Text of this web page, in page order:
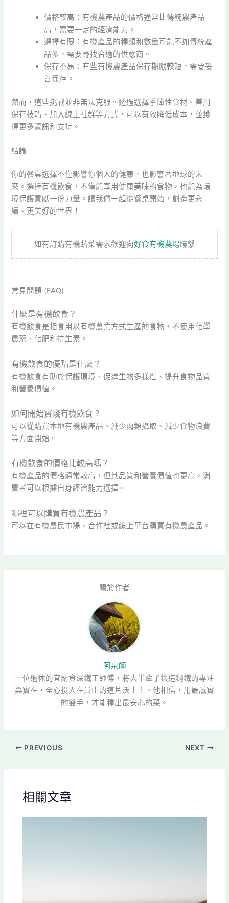
價格較高：有機農產品的價格通常比傳統農產品
高，需要一定的經濟能力。
選擇有限：有機產品的種類和數量可能不如傳統產
品多，需要尋找合適的供應商。
保存不易：有些有機農產品保存期限較短，需要妥
善保存。
然而，這些挑戰並非無法克服。透過選擇季節性食材、善用
保存技巧、加入線上社群等方式，可以有效降低成本，並獲
得更多資訊和支持。
結論
你的餐桌選擇不僅影響你個人的健康，也影響著地球的未
來。選擇有機飲食，不僅能享用健康美味的食物，也能為環
境保護貢獻一份力量。讓我們一起從餐桌開始，創造更永
續、更美好的世界！
如有訂購有機蔬菜需求歡迎向好食有機農場聯繫
常見問題 (FAQ)
什麼是有機飲食？
有機飲食是指食用以有機農業方式生產的食物，不使用化學
農藥、化肥和抗生素。
有機飲食的優點是什麼？
有機飲食有助於保護環境、促進生物多樣性、提升食物品質
和營養價值。
如何開始實踐有機飲食？
可以從購買本地有機農產品、減少肉類攝取、減少食物浪費
等方面開始。
有機飲食的價格比較高嗎？
有機產品的價格通常較高，但其品質和營養價值也更高，消
費者可以根據自身經濟能力選擇。
哪裡可以購買有機農產品？
可以在有機農民市場、合作社或線上平台購買有機農產品。
關於作者
阿泉師
一位退休的宜蘭資深鐵工師傅，將大半輩子鍛造鋼鐵的專注
與實在，全心投入在員山的這片沃土上。他相信，用最誠實
的雙手，才能種出最安心的菜。
PREVIOUS NEXT
相關文章